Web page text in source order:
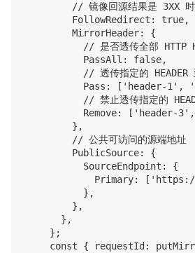
// 镜像回源结果是 3XX
        FollowRedirect: true,
        MirrorHeader: {
// 是否透传全部 HTTP
          PassAll: false,
// 透传指定的 HEADER
Pass: ['header-1',
// 禁止透传指定的
Remove: ['header-
        },
        // 公共可访问的源端地址
        PublicSource: {
          SourceEndpoint: {
Primary:
          },
        },
      },
    };
const { requestId: